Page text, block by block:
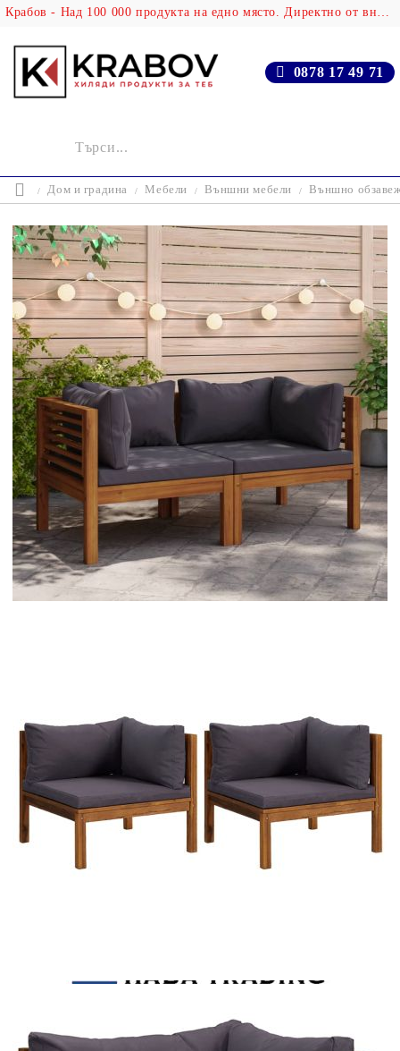
Крабов - Над 100 000 продукта на едно място. Директно от вносителя!
0878 17 49 71
Дом и градина Мебели Външни мебели Външно
Ъглови дивани, 2 бр, тъмносиви